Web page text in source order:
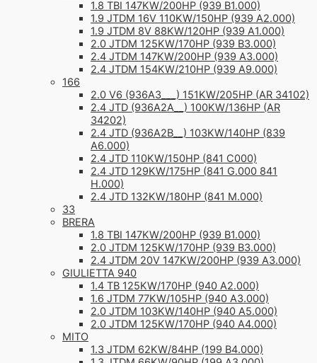
1.8 TBI 147KW/200HP (939 B1.000)
1.9 JTDM 16V 110KW/150HP (939 A2.000)
1.9 JTDM 8V 88KW/120HP (939 A1.000)
2.0 JTDM 125KW/170HP (939 B3.000)
2.4 JTDM 147KW/200HP (939 A3.000)
2.4 JTDM 154KW/210HP (939 A9.000)
166
2.0 V6 (936A3___) 151KW/205HP (AR 34102)
2.4 JTD (936A2A__) 100KW/136HP (AR
34202)
2.4 JTD (936A2B__) 103KW/140HP (839
A6.000)
2.4 JTD 110KW/150HP (841 C000)
2.4 JTD 129KW/175HP (841 G.000 841
H.000)
2.4 JTD 132KW/180HP (841 M.000)
33
BRERA
1.8 TBI 147KW/200HP (939 B1.000)
2.0 JTDM 125KW/170HP (939 B3.000)
2.4 JTDM 20V 147KW/200HP (939 A3.000)
GIULIETTA 940
1.4 TB 125KW/170HP (940 A2.000)
1.6 JTDM 77KW/105HP (940 A3.000)
2.0 JTDM 103KW/140HP (940 A5.000)
2.0 JTDM 125KW/170HP (940 A4.000)
MITO
1.3 JTDM 62KW/84HP (199 B4.000)